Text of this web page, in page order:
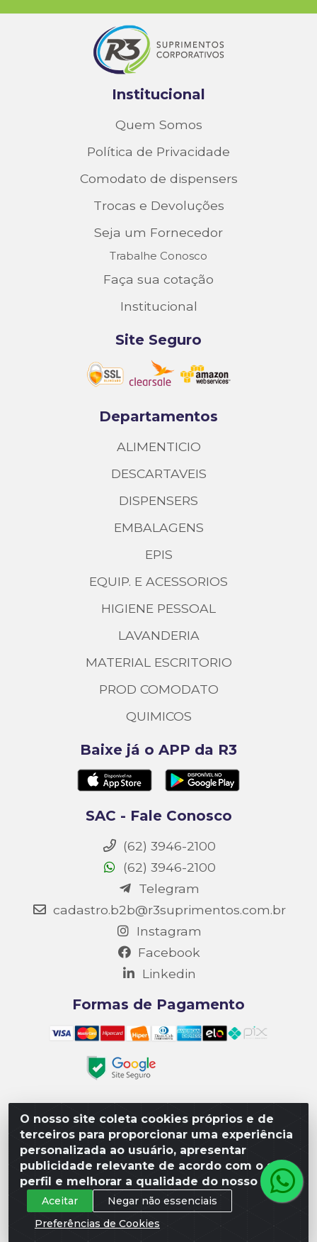
O nosso site coleta cookies próprios e de
terceiros para proporcionar uma experiência
personalizada ao usuário, apresentar
publicidade relevante de acordo com o seu
perfil e melhorar a qualidade do nosso site.
Aceitar
Negar não essenciais
Preferências de Cookies
Institucional
Quem Somos
Política de Privacidade
Comodato de dispensers
Trocas e Devoluções
Seja um Fornecedor
Trabalhe Conosco
Faça sua cotação
Institucional
Site Seguro
Departamentos
ALIMENTICIO
DESCARTAVEIS
DISPENSERS
EMBALAGENS
EPIS
EQUIP. E ACESSORIOS
HIGIENE PESSOAL
LAVANDERIA
MATERIAL ESCRITORIO
PROD COMODATO
QUIMICOS
Baixe já o APP da R3
SAC - Fale Conosco
(62) 3946-2100
(62) 3946-2100
Telegram
cadastro.b2b@r3suprimentos.com.br
Instagram
Facebook
Linkedin
Formas de Pagamento
Matriz R3 Suprimentos - Rua 14, Polo Empresarial Goiás
– Etapa III, Quadra: 15; Lote 04, Aparecida de
Goiânia/GO, CEP 74985-182. - CNPJ 10.641.901/0001-16